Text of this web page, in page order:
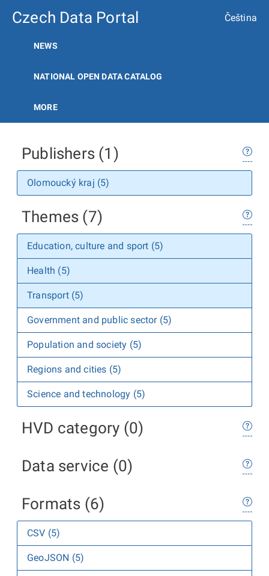
Czech Data Portal Čeština
NEWS
NATIONAL OPEN DATA CATALOG
MORE
Publishers (1)
Olomoucký kraj (5)
Themes (7)
Education, culture and sport (5)
Health (5)
Transport (5)
Government and public sector (5)
Population and society (5)
Regions and cities (5)
Science and technology (5)
HVD category (0)
Data service (0)
Formats (6)
CSV (5)
GeoJSON (5)